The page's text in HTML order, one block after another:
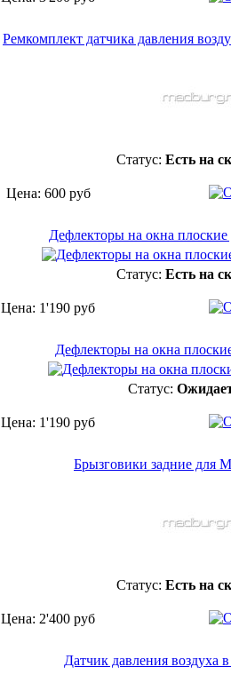
Ремкомплект датчика давления
Статус: Есть на
Цена: 600руб
Дефлекторы на окна плоские
Статус: Есть на
Цена: 1'190 руб
Дефлекторы на окна
Статус:
Цена: 1'190 руб
Брызговики задние для
Статус: Есть на
Цена: 2'400 руб
Датчик давления воздуха